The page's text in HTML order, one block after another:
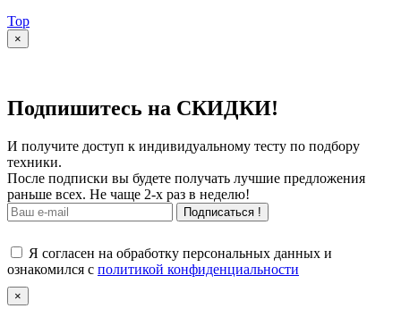
Top
×
Подпишитесь на СКИДКИ!
И получите доступ к индивидуальному тесту по подбору
техники.
После подписки вы будете получать лучшие предложения
раньше всех. Не чаще 2-х раз в неделю!
Подписаться !
Я согласен на обработку персональных данных и
ознакомился с политикой конфиденциальности
×